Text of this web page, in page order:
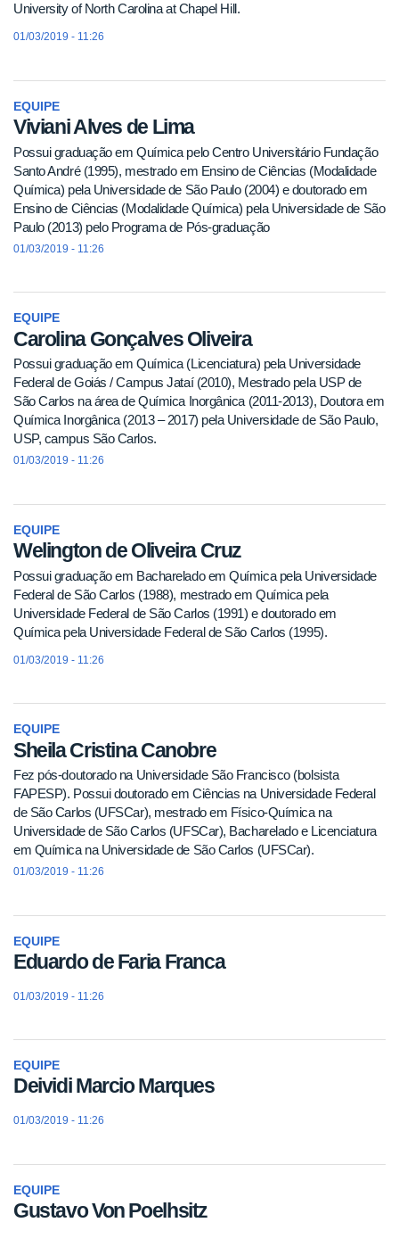
University of North Carolina at Chapel Hill.
01/03/2019 - 11:26
EQUIPE
Viviani Alves de Lima
Possui graduação em Química pelo Centro Universitário Fundação
Santo André (1995), mestrado em Ensino de Ciências (Modalidade
Química) pela Universidade de São Paulo (2004) e doutorado em
Ensino de Ciências (Modalidade Química) pela Universidade de São
Paulo (2013) pelo Programa de Pós-graduação
01/03/2019 - 11:26
EQUIPE
Carolina Gonçalves Oliveira
Possui graduação em Química (Licenciatura) pela Universidade
Federal de Goiás / Campus Jataí (2010), Mestrado pela USP de
São Carlos na área de Química Inorgânica (2011-2013), Doutora em
Química Inorgânica (2013 – 2017) pela Universidade de São Paulo,
USP, campus São Carlos.
01/03/2019 - 11:26
EQUIPE
Welington de Oliveira Cruz
Possui graduação em Bacharelado em Química pela Universidade
Federal de São Carlos (1988), mestrado em Química pela
Universidade Federal de São Carlos (1991) e doutorado em
Química pela Universidade Federal de São Carlos (1995).
01/03/2019 - 11:26
EQUIPE
Sheila Cristina Canobre
Fez pós-doutorado na Universidade São Francisco (bolsista
FAPESP). Possui doutorado em Ciências na Universidade Federal
de São Carlos (UFSCar), mestrado em Físico-Química na
Universidade de São Carlos (UFSCar), Bacharelado e Licenciatura
em Química na Universidade de São Carlos (UFSCar).
01/03/2019 - 11:26
EQUIPE
Eduardo de Faria Franca
01/03/2019 - 11:26
EQUIPE
Deividi Marcio Marques
01/03/2019 - 11:26
EQUIPE
Gustavo Von Poelhsitz